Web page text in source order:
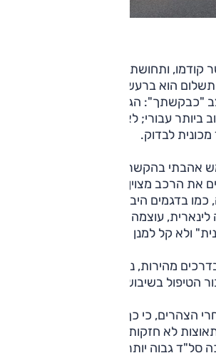
קודמו, ותחושת השליטה שהוא נותן במצב
הוא ברעש גדול יותר בגלל עליית
"כבקשתך": הגה כבד יותר, מנוע רגוע
ביותר עבורי; לא ניסיתי – שני נהגים,
לבדוק.
אהבתי בהקשר הדינמי הוא פעולת דוושת
את הרכב מצוין, אבל התחושה בדוושת
בדגמים היברידיים וחשמליים רבים;
לינארית, עוצמה של ממש מתקבלת רק
ולא קל למנן את הפעולה.
מהירות, נוחה גם בכבישים עירוניים
הטיפול בשיבושים בהחלט סביר.
אחרי הצהרים, כי כך צריך, אבל לא
לא חזקות כמו באח הגדול, והרעש
סל"ד גבוה יותר כדי לרוץ במהירות